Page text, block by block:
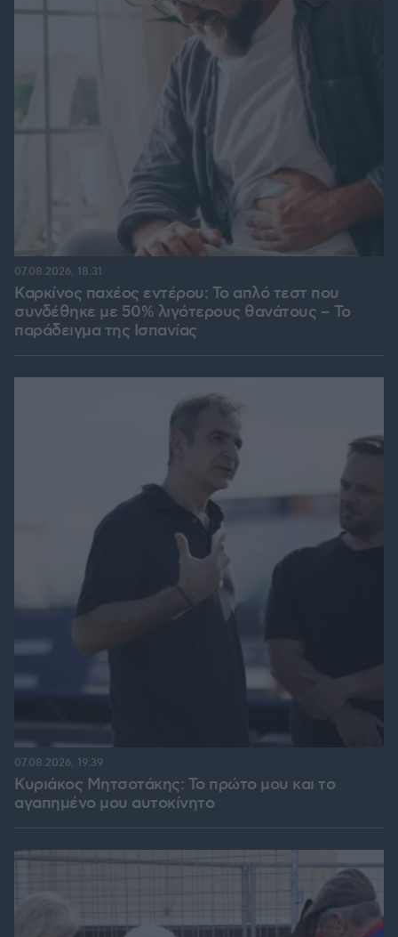
Καρκίνος παχέος εντέρου: Το απλό τεστ που
συνδέθηκε με 50% λιγότερους θανάτους – Το
παράδειγμα της Ισπανίας
07.08.2026, 18:31
Κυριάκος Μητσοτάκης: Το πρώτο μου και το
αγαπημένο μου αυτοκίνητο
07.08.2026, 19:39